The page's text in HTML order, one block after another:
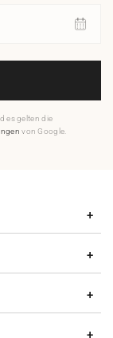
es gelten die
von Google.